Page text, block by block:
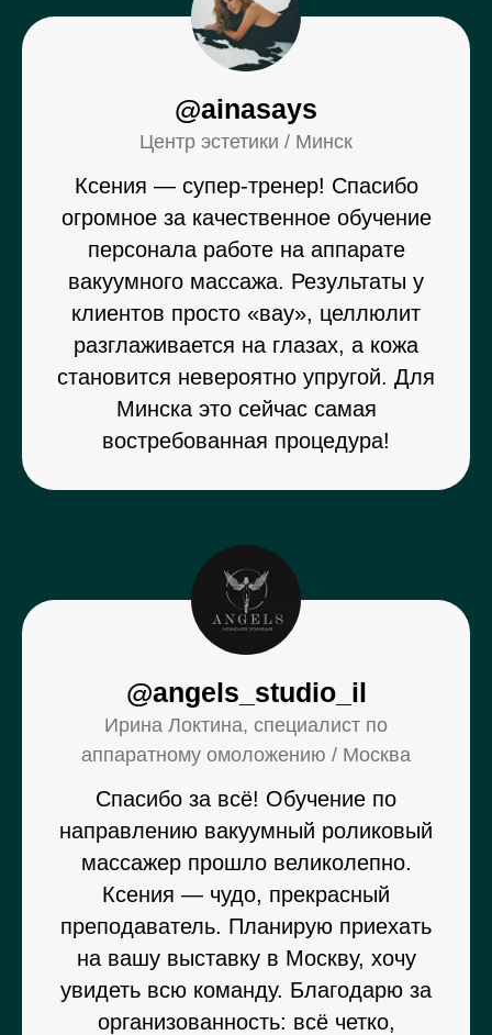
@ainasays
Центр эстетики / Минск
Ксения — супер-тренер! Спасибо
огромное за качественное обучение
персонала работе на аппарате
вакуумного массажа. Результаты у
клиентов просто «вау», целлюлит
разглаживается на глазах, а кожа
становится невероятно упругой. Для
Минска это сейчас самая
востребованная процедура!
@angels_studio_il
Ирина Локтина, специалист по
аппаратному омоложению / Москва
Спасибо за всё! Обучение по
направлению вакуумный роликовый
массажер прошло великолепно.
Ксения — чудо, прекрасный
преподаватель. Планирую приехать
на вашу выставку в Москву, хочу
увидеть всю команду. Благодарю за
организованность: всё четко,